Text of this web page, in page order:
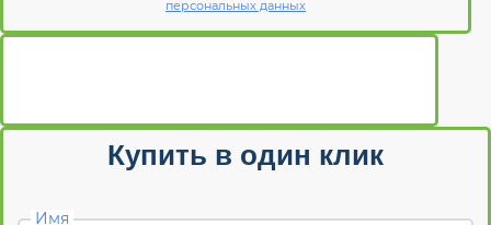
персональных данных
Купить в один клик
Имя